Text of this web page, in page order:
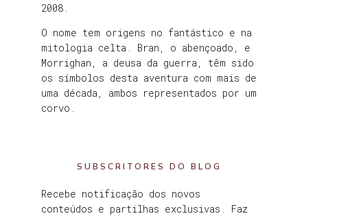
2008.
O nome tem origens no fantástico e na
mitologia celta. Bran, o abençoado, e
Morrighan, a deusa da guerra, têm sido
os símbolos desta aventura com mais de
uma década, ambos representados por um
corvo.
SUBSCRITORES DO BLOG
Recebe notificação dos novos
conteúdos e partilhas exclusivas. Faz